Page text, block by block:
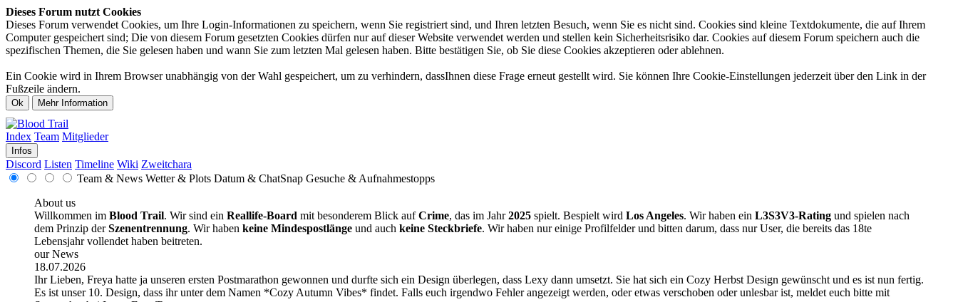
Dieses Forum nutzt Cookies
Dieses Forum verwendet Cookies, um Ihre Login-Informationen zu speichern, wenn Sie registriert sind, und Ihren letzten Besuch, wenn Sie es nicht sind. Cookies sind kleine Textdokumente, die auf Ihrem
Computer gespeichert sind; Die von diesem Forum gesetzten Cookies dürfen nur auf dieser Website verwendet werden und stellen kein Sicherheitsrisiko dar. Cookies auf diesem Forum speichern auch die
spezifischen Themen, die Sie gelesen haben und wann Sie zum letzten Mal gelesen haben. Bitte bestätigen Sie, ob Sie diese Cookies akzeptieren oder ablehnen.
Ein Cookie wird in Ihrem Browser unabhängig von der Wahl gespeichert, um zu verhindern, dassIhnen diese Frage erneut gestellt wird. Sie können Ihre Cookie-Einstellungen jederzeit über den Link in der
Fußzeile ändern.
Index Team Mitglieder
Infos
Discord Listen Timeline Wiki Zweitchara
Team & News Wetter & Plots Datum & ChatSnap Gesuche & Aufnahmestopps
About us
Willkommen im Blood Trail. Wir sind ein Reallife-Board mit besonderem Blick aufCrime, das im Jahr2025 spielt. Bespielt wird Los Angeles. Wir haben ein L3S3V3-Rating und spielen nach
dem Prinzip derSzenentrennung. Wir haben keine Mindespostlänge und auch keine Steckbriefe. Wir haben nur einige Profilfelder und bitten darum, dass nur User, die bereits das 18te
Lebensjahr vollendet haben beitreten.
our News
18.07.2026
Ihr Lieben, Freya hatte ja unseren ersten Postmarathon gewonnen und durfte sich ein Design überlegen, dass Lexy dann umsetzt. Sie hat sich ein Cozy Herbst Design gewünscht und es ist nun fertig.
Es ist unser 10. Design, dass ihr unter dem Namen *Cozy Autumn Vibes* findet. Falls euch irgendwo Fehler angezeigt werden, oder etwas verschoben oder unlesbar ist, meldet euch bitte mit